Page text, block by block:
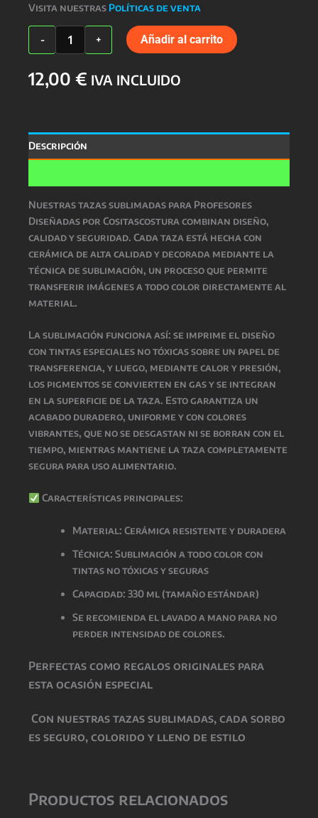
Visita nuestras Políticas de venta
-
TAZA
PROFESORES
+ Añadir al carrito
12,00 € IVA INCLUIDO
Descripción
Nuestrastazas sublimadas para Profesores
Diseñadas por Cositascostura combinan diseño,
calidad y seguridad. Cada taza está hecha con
cerámica de alta calidady decorada mediante la
técnica de sublimación, un proceso que permite
transferir imágenes a todo color directamente al
material.
La sublimación funciona así: se imprime el diseño
con tintas especiales no tóxicassobre un papel de
transferencia, y luego, mediante calor y presión,
los pigmentos se convierten en gas y se integran
en la superficie de la taza. Esto garantiza un
acabado duradero, uniforme y con colores
vibrantes, que no se desgastan ni se borran con el
tiempo, mientras mantiene la taza completamente
segura para uso alimentario.
Características principales:
Material: Cerámica resistente y duradera
Técnica: Sublimación a todo color con
tintas no tóxicas y seguras
Capacidad: 330 ml (tamaño estándar)
Se recomienda el lavado a mano para no
perder intensidad de colores.
Perfectas como regalos originales para
esta ocasión especial
Con nuestras tazas sublimadas, cada sorbo
es seguro, colorido y lleno de estilo
Productos relacionados